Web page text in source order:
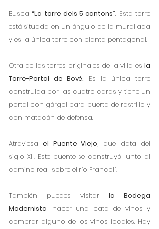
Busca “La torre dels 5 cantons”. Esta torre
está situada en un ángulo de la murallada
y es la única torre con planta pentagonal.
Otra de las torres originales de la villa es la
Torre-Portal de Bové. Es la única torre
construida por las cuatro caras y tiene un
portal con gárgol para puerta de rastrillo y
con matacán de defensa.
Atraviesa el Puente Viejo, que data del
siglo XII. Este puente se construyó junto al
camino real, sobre el río Francolí.
También puedes visitar la Bodega
Modernista, hacer una cata de vinos y
comprar alguno de los vinos locales. Hay